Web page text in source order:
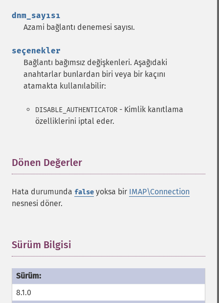
dnm_sayısı
Azami bağlantı denemesi sayısı.
seçenekler
Bağlantı bağımsız değişkenleri. Aşağıdaki
anahtarlar bunlardan biri veya bir kaçını
atamakta kullanılabilir:
DISABLE_AUTHENTICATOR - Kimlik kanıtlama
özelliklerini iptal eder.
Dönen Değerler
Hata durumunda false yoksa bir IMAP\Connection
nesnesi döner.
Sürüm Bilgisi
8.1.0